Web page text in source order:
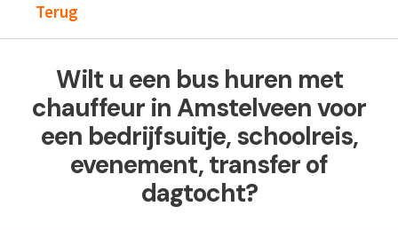
Terug
Wilt u een bus huren met
chauffeur in Amstelveen voor
een bedrijfsuitje, schoolreis,
evenement, transfer of
dagtocht?